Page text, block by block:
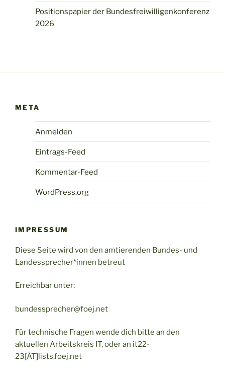
Positionspapier der Bundesfreiwilligenkonferenz
2026
META
Anmelden
Eintrags-Feed
Kommentar-Feed
WordPress.org
IMPRESSUM
Diese Seite wird von den amtierenden Bundes- und
Landessprecher*innen betreut
Erreichbar unter:
bundessprecher@foej.net
Für technische Fragen wende dich bitte an den
aktuellen Arbeitskreis IT, oder an it22-
23[ÄT]lists.foej.net